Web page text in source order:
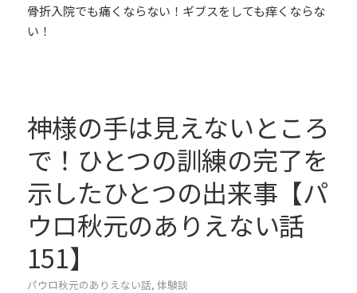
骨折入院でも痛くならない！ギブスをしても痒くならな
い！
神様の手は見えないところ
で！ひとつの訓練の完了を
示したひとつの出来事【パ
ウロ秋元のありえない話
151】
パウロ秋元のありえない話, 体験談